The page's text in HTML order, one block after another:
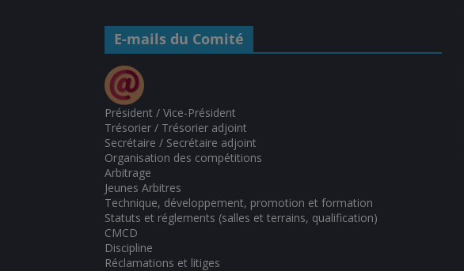
E-mails du Comité
Président / Vice-Président
Trésorier / Trésorier adjoint
Secrétaire / Secrétaire adjoint
Organisation des compétitions
Arbitrage
Jeunes Arbitres
Technique, développement, promotion et formation
Statuts et réglements (salles et terrains, qualification)
CMCD
Discipline
Réclamations et litiges